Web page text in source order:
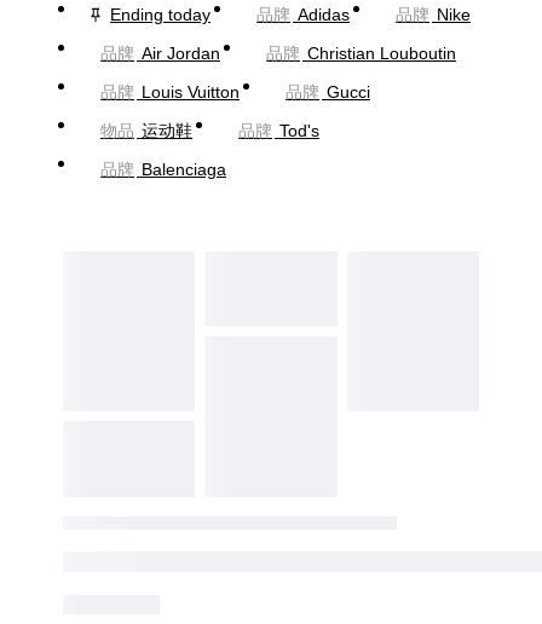
Ending today
品牌 Adidas 品牌 Nike
品牌 Air Jordan 品牌 Christian Louboutin
品牌 Louis Vuitton 品牌 Gucci
物品 运动鞋 品牌 Tod's
品牌 Balenciaga